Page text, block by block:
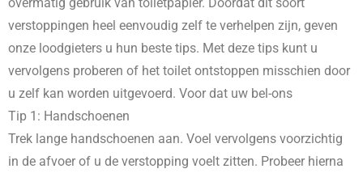
verstoppingen heel eenvoudig zelf te verhelpen zijn, geven
onze loodgieters u hun beste tips. Met deze tips kunt u
vervolgens proberen of het toilet ontstoppen misschien door
u zelf kan worden uitgevoerd. Voor dat uw bel-ons
Tip 1: Handschoenen
Trek lange handschoenen aan. Voel vervolgens voorzichtig
in de afvoer of u de verstopping voelt zitten. Probeer hierna